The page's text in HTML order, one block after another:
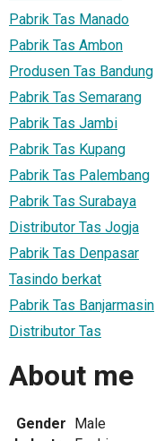
Pabrik Tas Manado
Pabrik Tas Ambon
Produsen Tas Bandung
Pabrik Tas Semarang
Pabrik Tas Jambi
Pabrik Tas Kupang
Pabrik Tas Palembang
Pabrik Tas Surabaya
Distributor Tas Jogja
Pabrik Tas Denpasar
Tasindo berkat
Pabrik Tas Banjarmasin
Distributor Tas
About me
Gender Male